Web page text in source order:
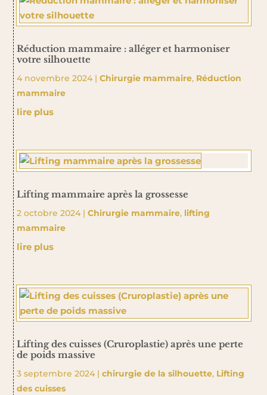
Réduction mammaire : alléger et harmoniser
votre silhouette
4 novembre 2024| Chirurgie mammaire, Réduction
mammaire
lire plus
Lifting mammaire après la grossesse
2 octobre 2024| Chirurgie mammaire, lifting
mammaire
lire plus
Lifting des cuisses (Cruroplastie) après une perte
de poids massive
3 septembre 2024| chirurgie de la silhouette, Lifting
des cuisses